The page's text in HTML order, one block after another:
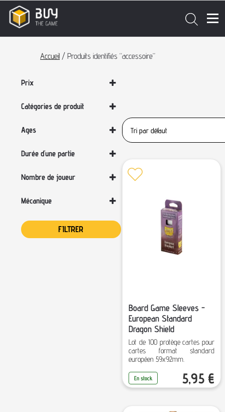
Accueil / Produits identifiés “accessoire”
Prix
Catégories de produit
Boîte de protection
Deck Box
Jeux de cartes | TCG
Jeux par catégories
Les derniers jeux !
Lorcana
Magic The Gathering
Ages
Durée d'une partie
Nombre de joueur
Mécanique
FILTRER
Board Game Sleeves -
European Standard
Dragon Shield
Lot de 100 protège cartes pour
cartes format standard
européen 59x92mm.
En stock 5,95€